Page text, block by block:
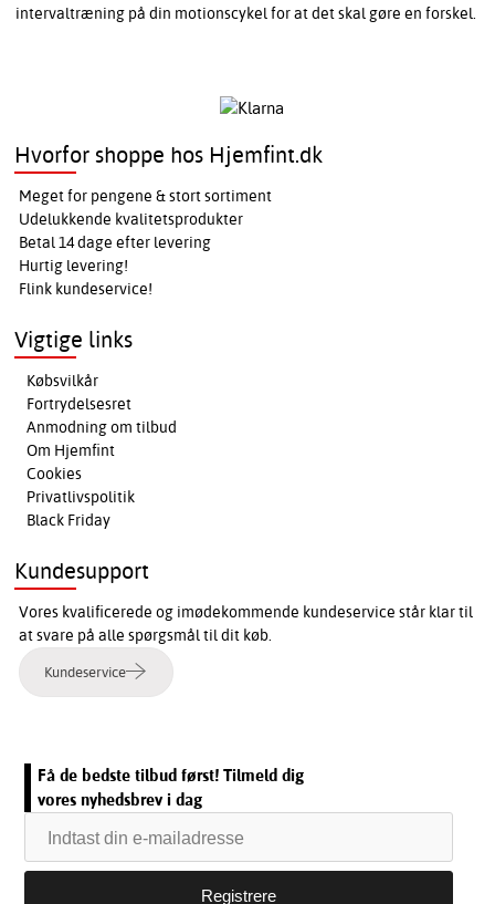
intervaltræning på din motionscykel for at det skal gøre en forskel.
Hvorfor shoppe hos Hjemfint.dk
Meget for pengene & stort sortiment
Udelukkende kvalitetsprodukter
Betal 14 dage efter levering
Hurtig levering!
Flink kundeservice!
Vigtige links
Købsvilkår
Fortrydelsesret
Anmodning om tilbud
Om Hjemfint
Cookies
Privatlivspolitik
Black Friday
Kundesupport
Vores kvalificerede og imødekommende kundeservice står klar til
at svare på alle spørgsmål til dit køb.
Kundeservice
Få de bedste tilbud først! Tilmeld dig
vores nyhedsbrev i dag